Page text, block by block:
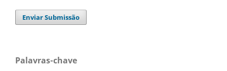
Enviar Submissão
Palavras-chave